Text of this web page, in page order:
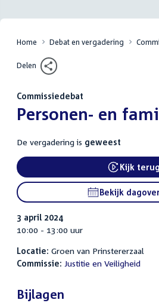
Home Debat en vergadering
Delen
Commissiedebat
:Personen- en
De vergadering is geweest
Kijk terug
Bekijk
3 april 2024
10:00 - 13:00 uur
Locatie: Groen van Prinstererzaal
Commissie: Justitie en Veiligheid
Bijlagen